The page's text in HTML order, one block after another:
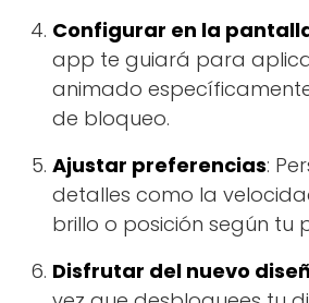
Configurar en la
app te guiará para
animado
de bloqueo.
Ajustar preferencias:
detalles como la
brillo o posición según tu
Disfrutar del nuevo